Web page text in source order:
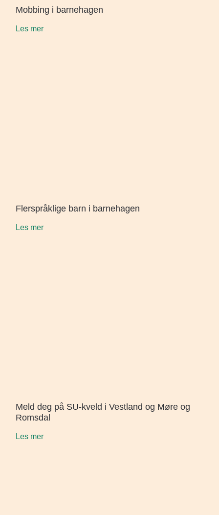
Mobbing i barnehagen
Les mer
Flerspråklige barn i barnehagen
Les mer
Meld deg på SU-kveld i Vestland og Møre og
Romsdal
Les mer